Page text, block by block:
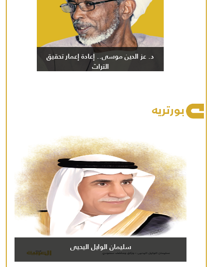
د. عز الدين موسى.. إعادة إعمار تحقيق
التراث
بورتريه
سليمان الوايل اليحيى